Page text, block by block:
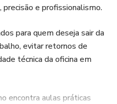
precisão e profissionalismo.
para quem deseja sair da
evitar retornos de
técnica da oficina em
encontra aulas práticas